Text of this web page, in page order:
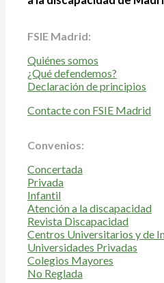
FSIE Madrid:
Quiénes somos
¿Qué defendemos?
Declaración de principios
Contacte con FSIE Madrid
Convenios:
Concertada
Privada
Infantil
Atención a la discapacidad
Revista Discapacidad
Centros Universitarios y de
Universidades Privadas
Colegios Mayores
No Reglada